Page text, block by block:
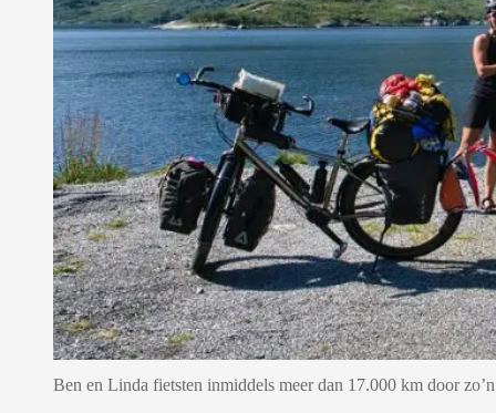
Ben en Linda fietsten inmiddels meer dan 17.000 km door